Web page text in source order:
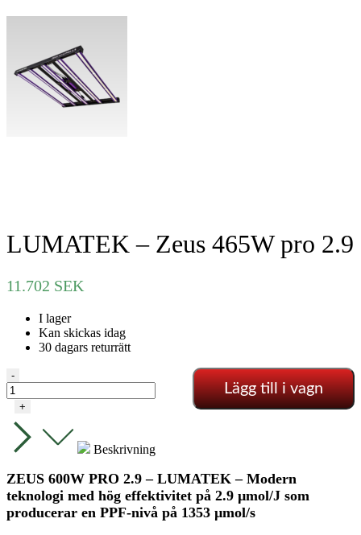
LUMATEK – Zeus 465W pro 2.9
11.702 SEK
I lager
Kan skickas idag
30 dagars returrätt
LUMATEK
Zeus
pro
2.9
-
+
Lägg till i vagn
Beskrivning
ZEUS 600W PRO 2.9 – LUMATEK – Modern
teknologi med hög effektivitet på 2.9 µmol/J som
producerar en PPF-nivå på 1353 µmol/s